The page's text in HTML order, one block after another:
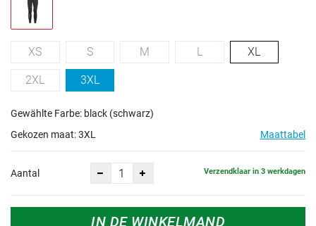
XS S M L XL
2XL 3XL
Gewählte Farbe: black (schwarz)
Gekozen maat:3XL Maattabel
Aantal Verzendklaar in 3 werkdagen
IN DE WINKELMAND